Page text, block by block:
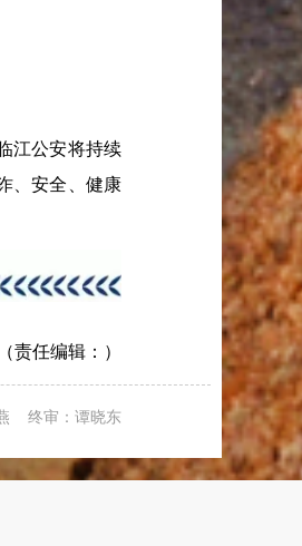
江公安将持续
、安全、健康
（责任编辑：）
终审：谭晓东